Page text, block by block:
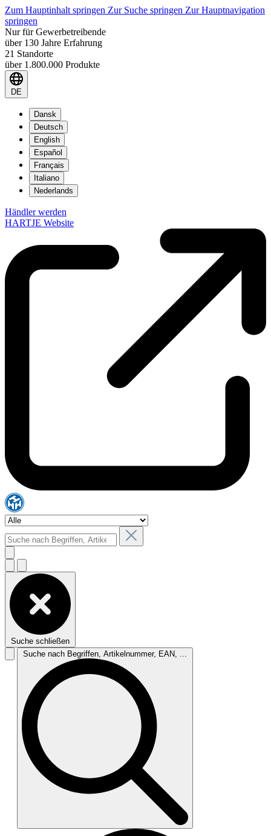
Zum Hauptinhalt springen Zur Suche springen Zur Hauptnavigation
springen
Nur für Gewerbetreibende
über 130 Jahre Erfahrung
21 Standorte
über 1.800.000 Produkte
DE
Dansk
Deutsch
English
Español
Français
Italiano
Nederlands
Händler werden
HARTJE Website
Suche schließen
Suche nach Begriffen, Artikelnummer, EAN, ...